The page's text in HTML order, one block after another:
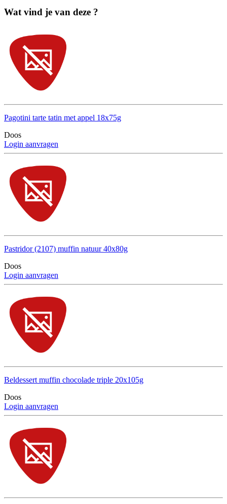
Wat vind je van deze ?
Pagotini tarte tatin met appel 18x75g
Doos
Login aanvragen
Pastridor (2107) muffin natuur 40x80g
Doos
Login aanvragen
Beldessert muffin chocolade triple 20x105g
Doos
Login aanvragen